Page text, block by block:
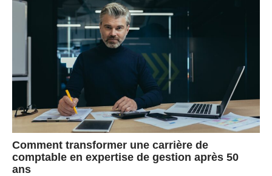
Comment transformer une carrière de
comptable en expertise de gestion après 50
ans